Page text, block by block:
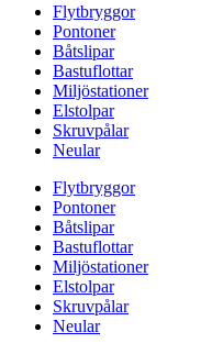
Flytbryggor
Pontoner
Båtslipar
Bastuflottar
Miljöstationer
Elstolpar
Skruvpålar
Neular
Flytbryggor
Pontoner
Båtslipar
Bastuflottar
Miljöstationer
Elstolpar
Skruvpålar
Neular